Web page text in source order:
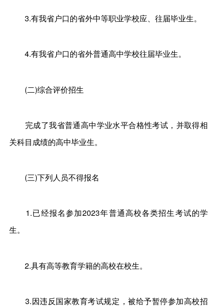
3.有我省户口的省外中等职业学校应、往届毕业生。
4.有我省户口的省外普通高中学校往届毕业生。
(二)综合评价招生
完成了我省普通高中学业水平合格性考试，并取得相
关科目成绩的高中毕业生。
(三)下列人员不得报名
1.已经报名参加2023年普通高校各类招生考试的学
生。
2.具有高等教育学籍的高校在校生。
3.因违反国家教育考试规定，被给予暂停参加高校招